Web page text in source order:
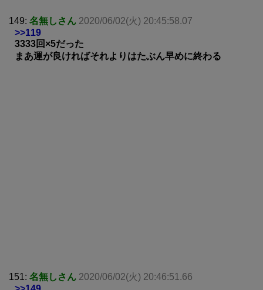
149: 名無しさん 2020/06/02(火) 20:45:58.07
>>119
3333回×5だった
まあ運が良ければそれよりはたぶん早めに終わる
151: 名無しさん 2020/06/02(火) 20:46:51.66